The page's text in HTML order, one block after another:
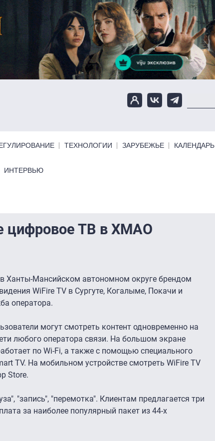
ТЕХНОЛОГИИ ЗАРУБЕЖЬЕ КАЛЕНДАРЬ
ИНТЕРВЬЮ
цифровое ТВ в ХМАО
Ханты-Мансийском автономном округе брендом
WiFire TV в Сургуте, Когалыме, Покачи и
оператора.
могут смотреть контент одновременно на
любого оператора связи. На большом экране
по Wi-Fi, а также с помощью специального
TV. На мобильном устройстве смотреть WiFire TV
Store.
"запись", "перемотка". Клиентам предлагается три
за наиболее популярный пакет из 44-х